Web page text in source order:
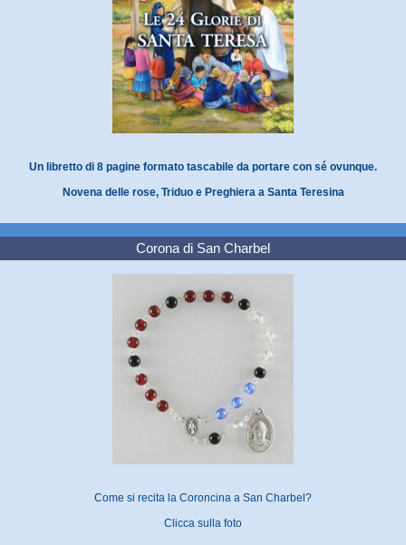
Un libretto di 8 pagine formato tascabile da portare con sé ovunque.
Novena delle rose, Triduo e Preghiera a Santa Teresina
Corona di San Charbel
Come si recita la Coroncina a San Charbel?
Clicca sulla foto